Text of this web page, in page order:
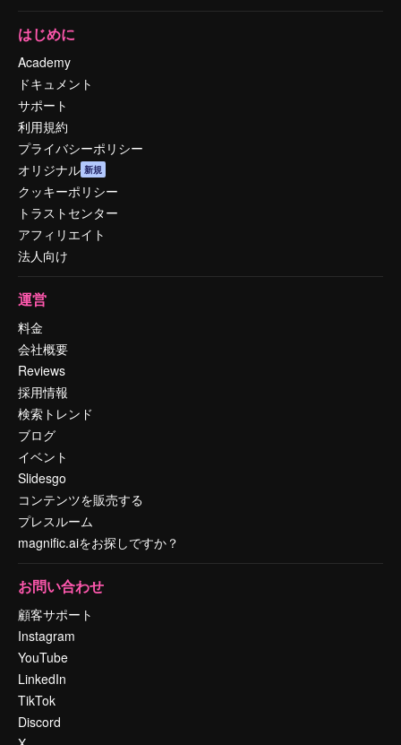
はじめに
Academy
ドキュメント
サポート
利用規約
プライバシーポリシー
オリジナル 新規
クッキーポリシー
トラストセンター
アフィリエイト
法人向け
運営
料金
会社概要
Reviews
採用情報
検索トレンド
ブログ
イベント
Slidesgo
コンテンツを販売する
プレスルーム
magnific.aiをお探しですか？
お問い合わせ
顧客サポート
Instagram
YouTube
LinkedIn
TikTok
Discord